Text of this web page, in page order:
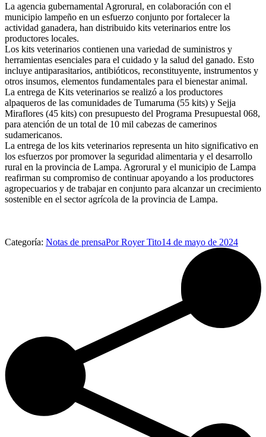
La agencia gubernamental Agrorural, en colaboración con el
municipio lampeño en un esfuerzo conjunto por fortalecer la
actividad ganadera, han distribuido kits veterinarios entre los
productores locales.
Los kits veterinarios contienen una variedad de suministros y
herramientas esenciales para el cuidado y la salud del ganado. Esto
incluye antiparasitarios, antibióticos, reconstituyente, instrumentos y
otros insumos, elementos fundamentales para el bienestar animal.
La entrega de Kits veterinarios se realizó a los productores
alpaqueros de las comunidades de Tumaruma (55 kits) y Sejja
Miraflores (45 kits) con presupuesto del Programa Presupuestal 068,
para atención de un total de 10 mil cabezas de camerinos
sudamericanos.
La entrega de los kits veterinarios representa un hito significativo en
los esfuerzos por promover la seguridad alimentaria y el desarrollo
rural en la provincia de Lampa. Agrorural y el municipio de Lampa
reafirman su compromiso de continuar apoyando a los productores
agropecuarios y de trabajar en conjunto para alcanzar un crecimiento
sostenible en el sector agrícola de la provincia de Lampa.
Categoría: Notas de prensaPorRoyer Tito14 de mayo de 2024